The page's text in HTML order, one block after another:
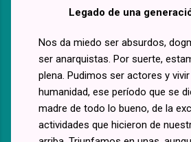
Legado de una
Nos da miedo ser absurdos,
ser anarquistas. Por suerte,
plena. Pudimos ser actores y
humanidad, ese período que se
madre de todo lo bueno, de la
actividades que hicieron de